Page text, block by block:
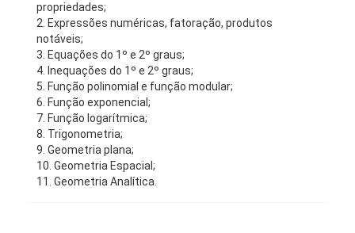
propriedades;
2. Expressões numéricas, fatoração, produtos
notáveis;
3. Equações do 1º e 2º graus;
4. Inequações do 1º e 2º graus;
5. Função polinomial e função modular;
6. Função exponencial;
7. Função logarítmica;
8. Trigonometria;
9. Geometria plana;
10. Geometria Espacial;
11. Geometria Analítica.